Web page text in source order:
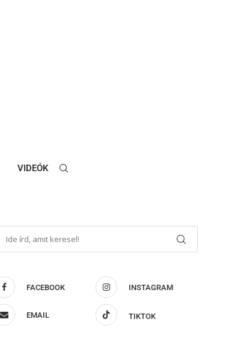
VIDEÓK
FACEBOOK INSTAGRAM
EMAIL TIKTOK